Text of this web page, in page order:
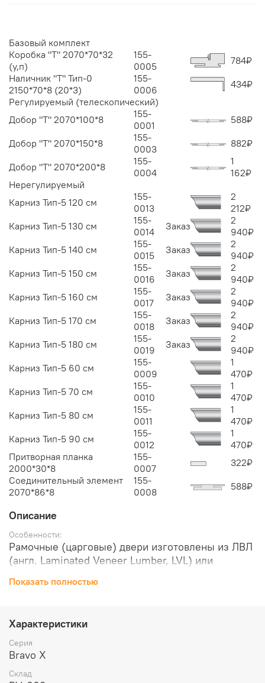
Базовый комплект
Коробка "Т" 2070*70*32
(у,п)
155-
0005
784₽
Наличник "Т" Тип-0
2150*70*8 (20*3)
155-
0006
434₽
Регулируемый (телескопический)
Добор "Т" 2070*100*8
155-
0001
588₽
Добор "Т" 2070*150*8
155-
0003
882₽
Добор "Т" 2070*200*8
155-
0004
1
162₽
Нерегулируемый
Карниз Тип-5 120 см
155-
0013
2
212₽
Карниз Тип-5 130 см
155-
0014
Заказ
2
940₽
Карниз Тип-5 140 см
155-
0015
Заказ
2
940₽
Карниз Тип-5 150 см
155-
0016
Заказ
2
940₽
Карниз Тип-5 160 см
155-
0017
Заказ
2
940₽
Карниз Тип-5 170 см
155-
0018
Заказ
2
940₽
Карниз Тип-5 180 см
155-
0019
Заказ
2
940₽
Карниз Тип-5 60 см
155-
0009
1
470₽
Карниз Тип-5 70 см
155-
0010
1
470₽
Карниз Тип-5 80 см
155-
0011
1
470₽
Карниз Тип-5 90 см
155-
0012
1
470₽
Притворная планка
2000*30*8
155-
0007
322₽
Соединительный элемент
2070*86*8
155-
0008
588₽
Описание
Особенности:
Рамочные (царговые) двери изготовлены из ЛВЛ
(англ. Laminated Veneer Lumber, LVL) или
материалов, без пустот. Бескромочная
надежно фиксирует детали двери в 8 точках (у
других производителей, как правило, не более
4).
Эмалит — материал с гладкой и приятной на
Показать полностью
Характеристики
Серия
Bravo Х
Склад